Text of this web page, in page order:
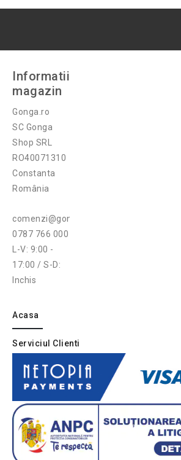
Informatii
magazin
Gonga.ro
SC Gonga
Shop SRL
RO40071310
Constanta
România
comenzi@gonga.ro
0787 766 000
L-V: 9:00 -
17:00 / S-D:
Inchis
Acasa
Serviciul Clienti